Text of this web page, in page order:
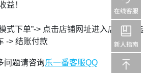
益！
式下单”-> 点击店铺网址进入店铺 -> 选
-> 结账付款
问题请咨询乐一番客服QQ